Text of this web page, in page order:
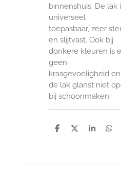
binnenshuis. De lak
universeel
toepasbaar, zeer
en slijtvast. Ook bij
donkere kleuren is
geen
krasgevoeligheid en
de lak glanst niet op
bij schoonmaken.
D
D
S
D